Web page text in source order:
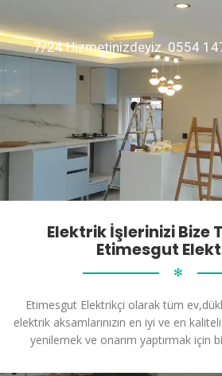
7/24 Hizmetinizdeyiz. 0554
Elektrik İşlerinizi Bize
Etimesgut
✻
Etimesgut Elektrikçi olarak tüm
elektrik aksamlarınızın en iyi ve en
yenilemek ve onarım yaptırmak için